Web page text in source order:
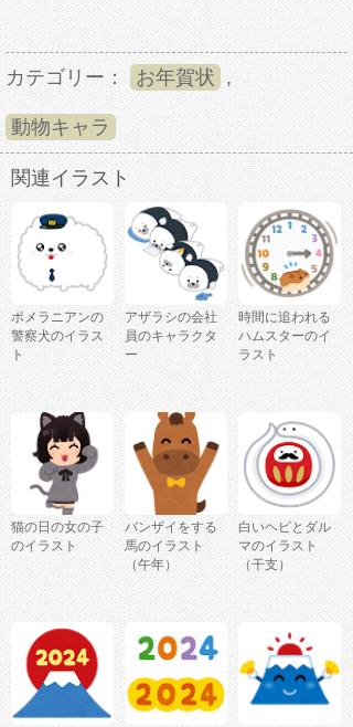
カテゴリー： お年賀状 ,
動物キャラ
関連イラスト
ポメラニアンの
警察犬のイラス
ト
アザラシの会社
員のキャラクタ
ー
時間に追われる
ハムスターのイ
ラスト
猫の日の女の子
のイラスト
バンザイをする
馬のイラスト
（午年）
白いヘビとダル
マのイラスト
（干支）